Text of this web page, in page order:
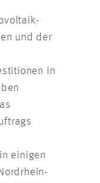
und der
in
einigen